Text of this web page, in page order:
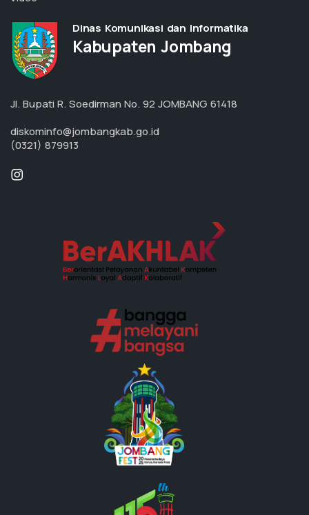
Dinas Komunikasi dan Informatika
Kabupaten Jombang
Jl. Bupati R. Soedirman No. 92 JOMBANG 61418
diskominfo@jombangkab.go.id
(0321) 879913